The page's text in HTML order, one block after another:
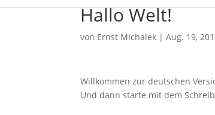
Hallo Welt!
von Ernst Michalek |Aug. 19,
Willkommen zur deutschen
Und dann starte mit dem